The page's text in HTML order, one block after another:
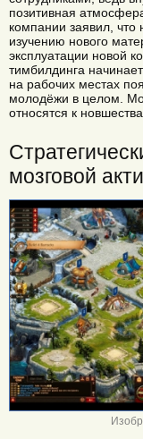
позитивная
компании заявил, что
изучению нового
эксплуатации новой
тимбилдинга
на рабочих местах
молодёжи в целом.
относятся к
мозговой